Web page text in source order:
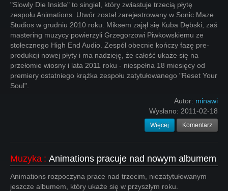
"Slowly Die Inside" to singiel, który zwiastuje trzecią płytę
zespołu Animations. Utwór został zarejestrowany w Sonic Maze
Studios w grudniu 2010 roku. Miksem zajął się Kuba Dębski, zaś
mastering muzycy powierzyli Grzegorzowi Piwkowskiemu ze
stołecznego High End Audio. Zespół obecnie kończy fazę pre-
produkcji nowej płyty i ma nadzieję, że całość ukaże się na
przełomie wiosny i lata 2011 roku - niespełna 18 miesięcy od
premiery ostatniego krążka zespołu zatytułowanego "Reset Your
Soul".
Autor: minawi
Wysłano: 2011-02-18
Więcej Komentarz
Muzyka : Animations pracuje nad nowym albumem
Animations rozpoczyna prace nad trzecim, niezatytułowanym
jeszcze albumem, który ukaże się w przyszłym roku.